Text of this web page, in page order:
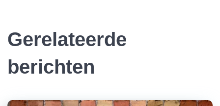
Gerelateerde
berichten